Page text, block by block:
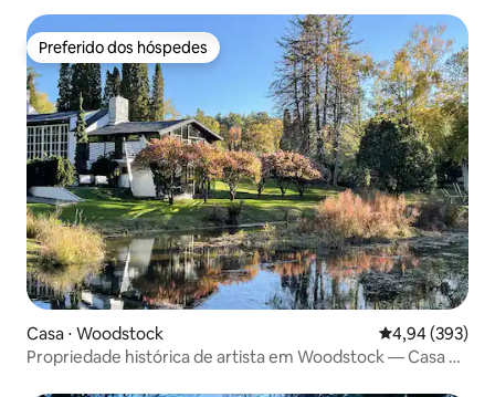
Preferido dos hóspedes
Preferido dos hóspedes
Casa ⋅ Woodstock 4,94 de uma
4,94 (393)
Propriedade histórica de artista em Woodstock — Casa do